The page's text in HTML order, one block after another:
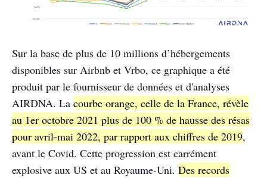
Sur la base de plus de 10 millions d’hébergements
disponibles sur Airbnb et Vrbo, ce graphique a été
produit par le fournisseur de données et d'analyses
AIRDNA. La courbe orange, celle de la France, révèle
au 1er octobre 2021 plus de 100 % de hausse des résas
pour avril-mai 2022, par rapport aux chiffres de 2019,
avant le Covid. Cette progression est carrément
explosive aux US et au Royaume-Uni. Des records